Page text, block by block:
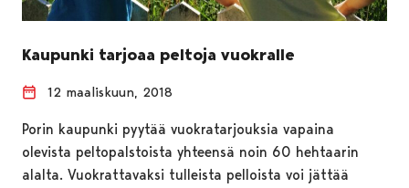
Kaupunki tarjoaa peltoja vuokralle
12 maaliskuun, 2018
Porin kaupunki pyytää vuokratarjouksia vapaina
olevista peltopalstoista yhteensä noin 60 hehtaarin
alalta. Vuokrattavaksi tulleista pelloista voi jättää